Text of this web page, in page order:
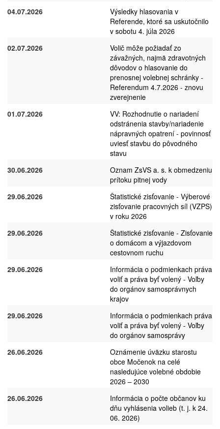
04.07.2026
Výsledky hlasovania v
Referende, ktoré sa uskutočnilo
v sobotu 4. júla 2026
02.07.2026
Volič môže požiadať zo
závažných, najmä zdravotných
dôvodov o hlasovanie do
prenosnej volebnej schránky -
Referendum 4.7.2026 - znovu
zverejnenie
01.07.2026
VV: Rozhodnutie o nariadení
odstránenia stavby/nariadenie
nápravných opatrení - povinnosť
uviesť stavbu do pôvodného
stavu
30.06.2026
Oznam ZsVS a. s. k obmedzeniu
prítoku pitnej vody
29.06.2026
Štatistické zisťovanie - Výberové
zisťovanie pracovných síl (VZPS)
v roku 2026
29.06.2026
Štatistické zisťovanie - Zisťovanie
o domácom a výjazdovom
cestovnom ruchu
29.06.2026
Informácia o podmienkach práva
voliť a práva byť volený - Voľby
do orgánov samosprávnych
krajov
29.06.2026
Informácia o podmienkach práva
voliť a práva byť volený - Voľby
do orgánov samosprávy
26.06.2026
Oznámenie úväzku starostu
obce Močenok na celé
nasledujúce volebné obdobie
2026 – 2030
26.06.2026
Informácia o počte občanov ku
dňu vyhlásenia volieb (t. j. k 24.
06. 2026)